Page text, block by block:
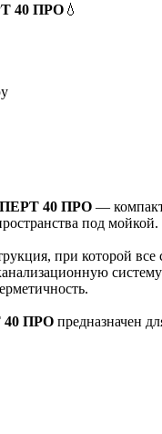
40 ПРО 💧
40 ПРО —
под мойкой.
при которой
40 ПРО предназначен